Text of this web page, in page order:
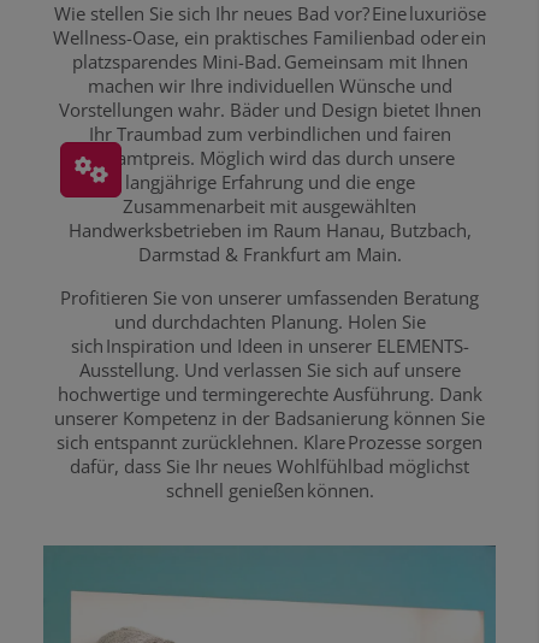
Wie stellen Sie sich Ihr neues Bad vor? Eine luxuriöse
Wellness-Oase, ein praktisches Familienbad oder ein
platzsparendes Mini-Bad. Gemeinsam mit Ihnen
machen wir Ihre individuellen Wünsche und
Vorstellungen wahr. Bäder und Design bietet Ihnen
Ihr Traumbad zum verbindlichen und fairen
Gesamtpreis. Möglich wird das durch unsere
langjährige Erfahrung und die enge
Zusammenarbeit mit ausgewählten
Handwerksbetrieben im Raum Hanau, Butzbach,
Darmstad & Frankfurt am Main.
Profitieren Sie von unserer umfassenden Beratung
und durchdachten Planung. Holen Sie
sich Inspiration und Ideen in unserer ELEMENTS-
Ausstellung. Und verlassen Sie sich auf unsere
hochwertige und termingerechte Ausführung. Dank
unserer Kompetenz in der Badsanierung können Sie
sich entspannt zurücklehnen. Klare Prozesse sorgen
dafür, dass Sie Ihr neues Wohlfühlbad möglichst
schnell genießen können.